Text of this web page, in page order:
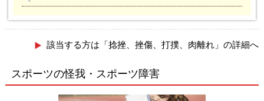
該当する方は「捻挫、挫傷、打撲、肉離れ」の詳細へ
スポーツの怪我・スポーツ障害